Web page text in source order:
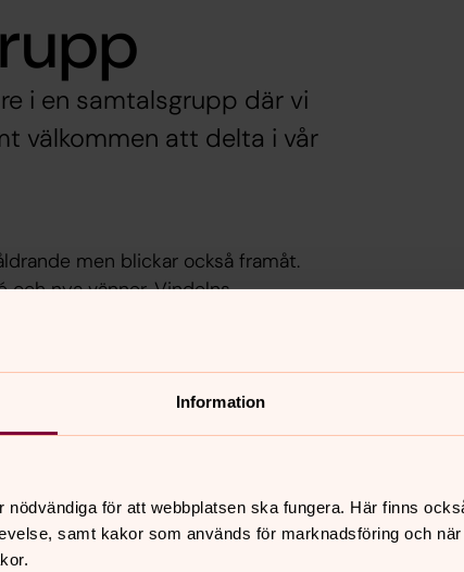
Information
för att webbplatsen ska fungera. Här finns
samt kakor som används för marknadsföring och
i en samtalsgrupp där vi
välkommen att delta i vår
men blickar också framåt.
nya vänner. Vindelns
med start 21 september. Vi
till:lena.eklund@svenskakyrkan.se